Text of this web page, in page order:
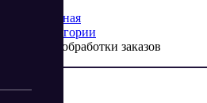
Главная
Категории
Для обработки заказов